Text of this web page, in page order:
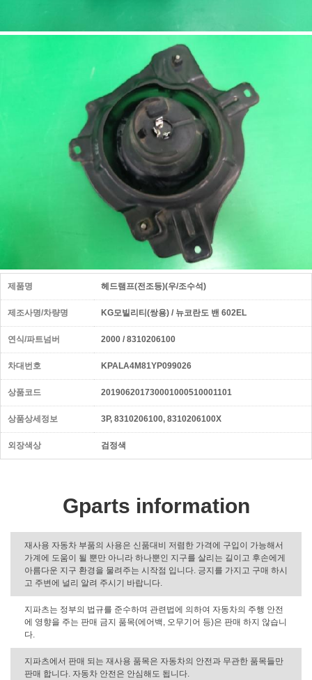
제품명 헤드램프(전조등)(우/조수석)
제조사명/차량명 KG모빌리티(쌍용) / 뉴코란도 밴 602EL
연식/파트넘버 2000 / 8310206100
차대번호 KPALA4M81YP099026
상품코드 201906201730001000510001101
상품상세정보 3P, 8310206100, 8310206100X
외장색상 검정색
Gparts information
재사용 자동차 부품의 사용은 신품대비 저렴한 가격에 구입이 가능해서
가계에 도움이 될 뿐만 아니라 하나뿐인 지구를 살리는 길이고 후손에게
아름다운 지구 환경을 물려주는 시작점 입니다. 긍지를 가지고 구매 하시
고 주변에 널리 알려 주시기 바랍니다.
지파츠는 정부의 법규를 준수하며 관련법에 의하여 자동차의 주행 안전
에 영향을 주는 판매 금지 품목(에어백, 오무기어 등)은 판매 하지 않습니
다.
지파츠에서 판매 되는 재사용 품목은 자동차의 안전과 무관한 품목들만
판매 합니다. 자동차 안전은 안심해도 됩니다.